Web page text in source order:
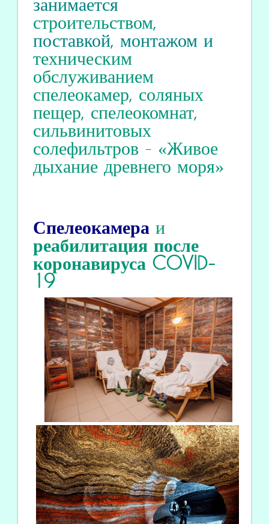
занимается
строительством,
поставкой, монтажом и
техническим
обслуживанием
спелеокамер, соляных
пещер, спелеокомнат,
сильвинитовых
солефильтров - «Живое
дыхание древнего моря»
Спелеокамера и
реабилитацияпосле
коронавируса COVID-
19